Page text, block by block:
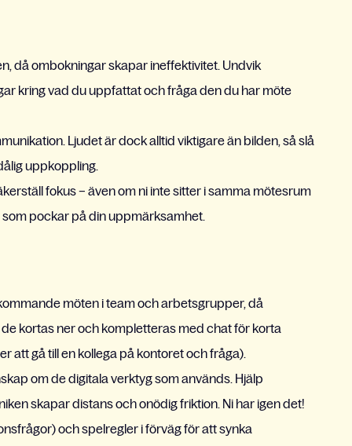
då ombokningar skapar ineffektivitet. Undvik
kring vad du uppfattat och fråga den du har möte
Ljudet är dock alltid viktigare än bilden, så slå
uppkoppling.
fokus – även om ni inte sitter i samma mötesrum
pockar på din uppmärksamhet.
möten i team och arbetsgrupper, då
kortas ner och kompletteras med chat för korta
att gå till en kollega på kontoret och fråga).
om de digitala verktyg som används. Hjälp
skapar distans och onödig friktion. Ni har igen det!
och spelregler i förväg för att synka